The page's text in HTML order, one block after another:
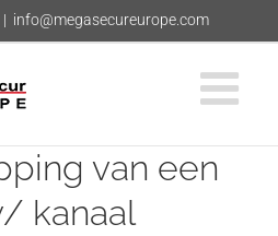
| info@megasecureurope.com
van een
kanaal